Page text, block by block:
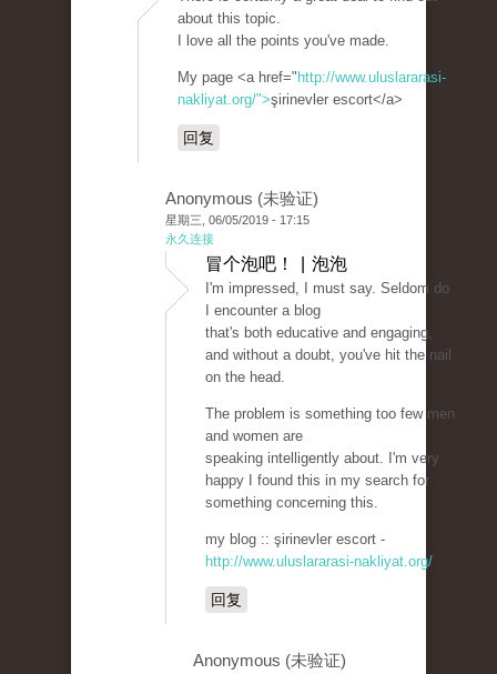
about this topic.
I love all the points you've made.
My page <a href=" http://www.uluslararasi-
nakliyat.org/">şirinevler escort</a>
回复
Anonymous (未验证)
星期三, 06/05/2019 - 17:15
永久连接
冒个泡吧！ | 泡泡
I'm impressed, I must say. Seldom do
I encounter a blog
that's both educative and engaging,
and without a doubt, you've hit the nail
on the head.
The problem is something too few men
and women are
speaking intelligently about. I'm very
happy I found this in my search for
something concerning this.
my blog :: şirinevler escort -
http://www.uluslararasi-nakliyat.org/
回复
Anonymous (未验证)